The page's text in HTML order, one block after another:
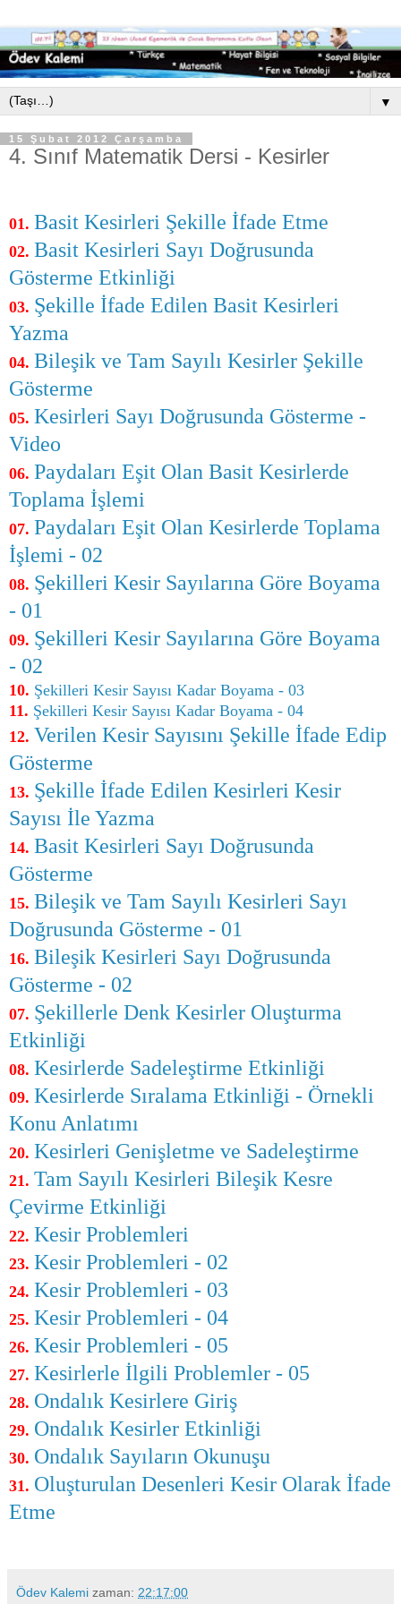
▼
15 Şubat 2012 Çarşamba
4. Sınıf Matematik Dersi - Kesirler
01. Basit Kesirleri Şekille İfade Etme
02. Basit Kesirleri Sayı Doğrusunda
Gösterme Etkinliği
03. Şekille İfade Edilen Basit Kesirleri
Yazma
04. Bileşik ve Tam Sayılı Kesirler Şekille
Gösterme
05. Kesirleri Sayı Doğrusunda Gösterme -
Video
06. Paydaları Eşit Olan Basit Kesirlerde
Toplama İşlemi
07. Paydaları Eşit Olan Kesirlerde Toplama
İşlemi - 02
08. Şekilleri Kesir Sayılarına Göre Boyama
- 01
09. Şekilleri Kesir Sayılarına Göre Boyama
- 02
10. Şekilleri Kesir Sayısı Kadar Boyama - 03
11. Şekilleri Kesir Sayısı Kadar Boyama - 04
12. Verilen Kesir Sayısını Şekille İfade Edip
Gösterme
13. Şekille İfade Edilen Kesirleri Kesir
Sayısı İle Yazma
14. Basit Kesirleri Sayı Doğrusunda
Gösterme
15. Bileşik ve Tam Sayılı Kesirleri Sayı
Doğrusunda Gösterme - 01
16. Bileşik Kesirleri Sayı Doğrusunda
Gösterme - 02
07. Şekillerle Denk Kesirler Oluşturma
Etkinliği
08. Kesirlerde Sadeleştirme Etkinliği
09. Kesirlerde Sıralama Etkinliği - Örnekli
Konu Anlatımı
20. Kesirleri Genişletme ve Sadeleştirme
21. Tam Sayılı Kesirleri Bileşik Kesre
Çevirme Etkinliği
22. Kesir Problemleri
23. Kesir Problemleri - 02
24. Kesir Problemleri - 03
25. Kesir Problemleri - 04
26. Kesir Problemleri - 05
27. Kesirlerle İlgili Problemler - 05
28. Ondalık Kesirlere Giriş
29. Ondalık Kesirler Etkinliği
30. Ondalık Sayıların Okunuşu
31. Oluşturulan Desenleri Kesir Olarak İfade
Etme
Ödev Kalemi zaman: 22:17:00